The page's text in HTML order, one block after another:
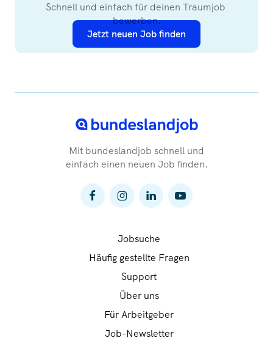
Schnell und einfach für deinen Traumjob
bewerben.
Jetzt neuen Job finden
Mit bundeslandjob schnell und
einfach einen neuen Job finden.
Jobsuche
Häufig gestellte Fragen
Support
Über uns
Für Arbeitgeber
Job-Newsletter